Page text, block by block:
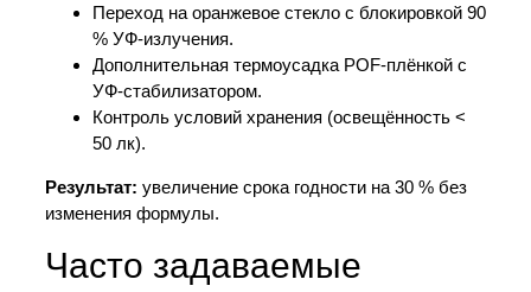
Переход на оранжевое стекло с блокировкой 90
% УФ-излучения.
Дополнительная термоусадка POF-плёнкой с
УФ-стабилизатором.
Контроль условий хранения (освещённость <
50 лк).
Результат: увеличение срока годности на 30 % без
изменения формулы.
Часто задаваемые